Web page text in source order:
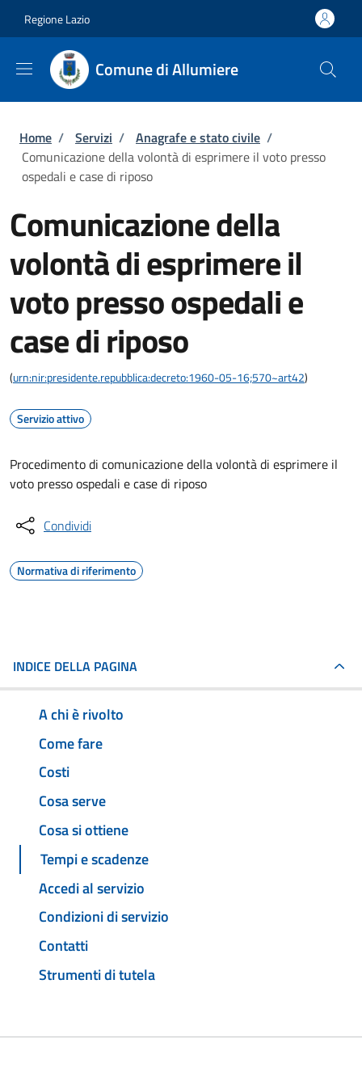
Regione Lazio
Comune di Allumiere
Briciole di pane
Home / Servizi / Anagrafe e stato civile /
Comunicazione della volontà di esprimere il voto presso
ospedali e case di riposo
Comunicazione della
volontà di esprimere il
voto presso ospedali e
case di riposo
(urn:nir:presidente.repubblica:decreto:1960-05-16;570~art42)
Servizio attivo
Procedimento di comunicazione della volontà di esprimere il
voto presso ospedali e case di riposo
Condividi
Normativa di riferimento
INDICE DELLA PAGINA
A chi è rivolto
Come fare
Costi
Cosa serve
Cosa si ottiene
Tempi e scadenze
Accedi al servizio
Condizioni di servizio
Contatti
Strumenti di tutela